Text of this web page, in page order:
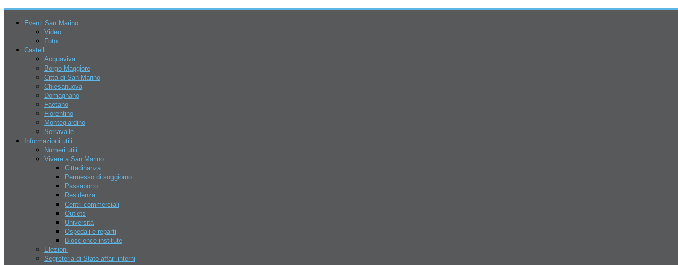
Eventi San Marino
Video
Foto
Castelli
Acquaviva
Borgo Maggiore
Città di San Marino
Chiesanuova
Domagnano
Faetano
Fiorentino
Montegiardino
Serravalle
Informazioni utili
Numeri utili
Vivere a San Marino
Cittadinanza
Permesso di soggiorno
Passaporto
Residenza
Centri commerciali
Outlets
Università
Ospedali e reparti
Bioscience institute
Elezioni
Segreteria di Stato affari interni
5 Agosto 2026
San Marino
Eventi
Parchi
Go Kart – Kart Legend
Sky Park Adventures
AERO CLUB
Crossodromo Baldasserona
Il CONS e le federazioni sportive
Lago di Faetano – Pesca sportiva
Moto gp
Multi eventi sport domus
Piscine
Riviera beach games
Tiro al volo San Marino